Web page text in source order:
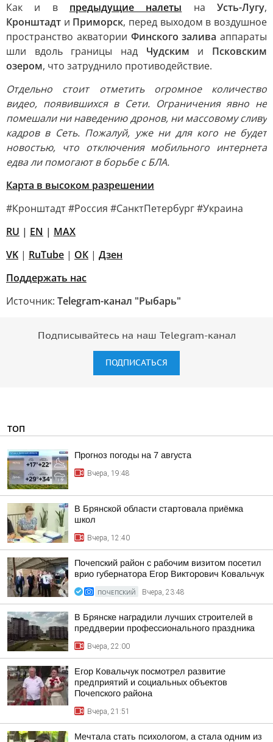
Как и в предыдущие налеты наУсть-Лугу,
Кронштадт и Приморск, перед выходом в воздушное
пространство акватории Финского залива аппараты
шли вдоль границы над Чудским и Псковским
озером, что затруднило противодействие.
Отдельно стоит отметить огромное количество
видео, появившихся в Сети. Ограничения явно не
помешали ни наведению дронов, ни массовому сливу
кадров в Сеть. Пожалуй, уже ни для кого не будет
новостью, что отключения мобильного интернета
едва ли помогают в борьбе с БЛА.
Карта в высоком разрешении
#Кронштадт #Россия #СанктПетербург #Украина
RU | EN | MAX
VK | RuTube | ОК | Дзен
Поддержать нас
Источник: Telegram-канал "Рыбарь"
Подписывайтесь на наш Telegram-канал
ПОДПИСАТЬСЯ
ТОП
Прогноз погоды на 7 августа
Вчера, 19:48
В Брянской области стартовала приёмка
школ
Вчера, 12:40
Почепский район с рабочим визитом посетил
врио губернатора Егор Викторович Ковальчук
ПОЧЕПСКИЙ Вчера, 23:48
В Брянске наградили лучших строителей в
преддверии профессионального праздника
Вчера, 22:00
Егор Ковальчук посмотрел развитие
предприятий и социальных объектов
Почепского района
Вчера, 21:51
Мечтала стать психологом, а стала одним из